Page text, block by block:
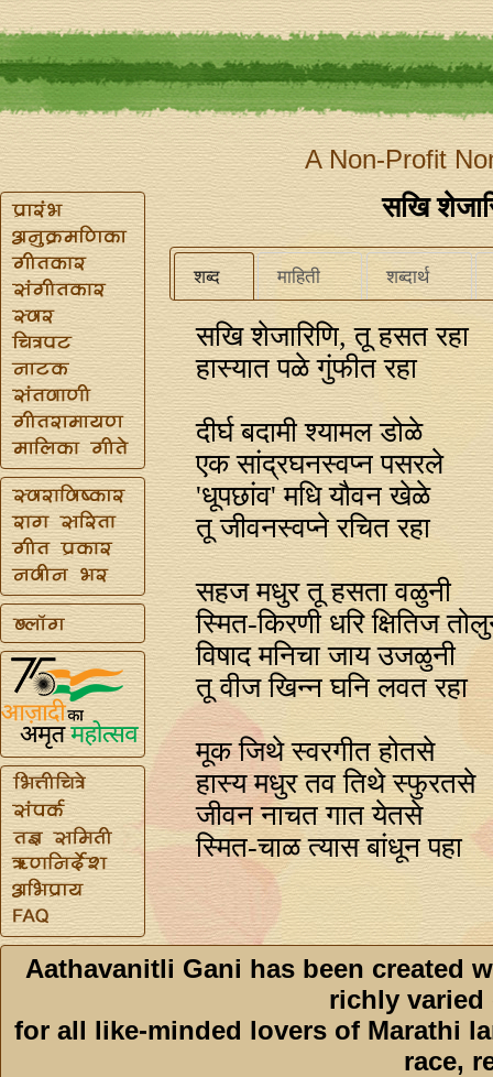
A Non-Profit
सखि
शब्द माहिती शब्दार्थ
सखि शेजारिणि, तू हसत रहा
हास्यात पळे गुंफीत रहा
दीर्घ बदामी श्यामल डोळे
एक सांद्रघनस्वप्‍न पसरले
'धूपछांव' मधि यौवन खेळे
तू जीवनस्वप्‍ने रचित रहा
सहज मधुर तू हसता वळुनी
स्मित-किरणी धरि क्षितिज
विषाद मनिचा जाय उजळुनी
तू वीज खिन्‍न घनि लवत रहा
मूक जिथे स्वरगीत होतसे
हास्य मधुर तव तिथे स्फुरतसे
जीवन नाचत गात येतसे
स्मित-चाळ त्यास बांधून पहा
Aathavanitli Gani has been created
richly varied
for all like-minded lovers of Marathi
race,